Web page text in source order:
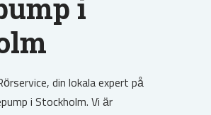
i
din lokala expert på
i Stockholm. Vi är